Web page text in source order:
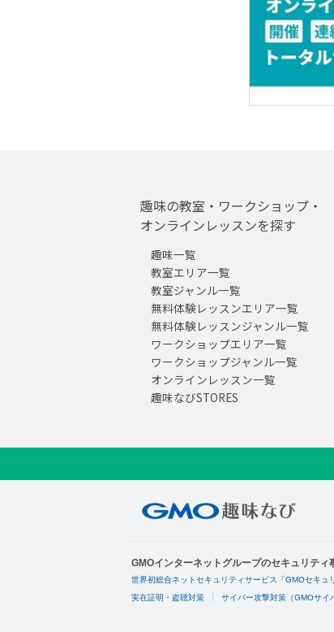
趣味の教室・ワークショップ・
オンラインレッスンを探す
趣味一覧
教室エリア一覧
教室ジャンル一覧
無料体験レッスンエリア一覧
無料体験レッスンジャンル一覧
ワークショップエリア一覧
ワークショップジャンル一覧
オンラインレッスン一覧
趣味なびSTORES